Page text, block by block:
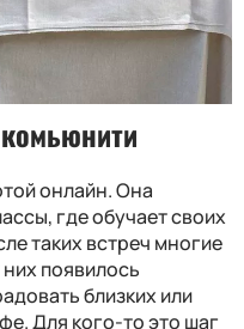
онлайн. Она
где обучает своих
таких встреч многие
появилось
близких или
Для кого-то это шаг